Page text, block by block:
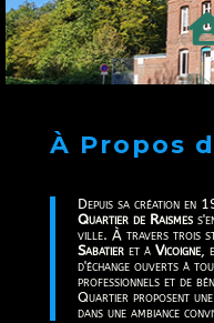
À Propos
Depuis sa création en
Quartier de Raismes
ville. À travers trois
Sabatier et à Vicoigne,
d'échange ouverts à
professionnels et de
Quartier proposent une
dans une ambiance